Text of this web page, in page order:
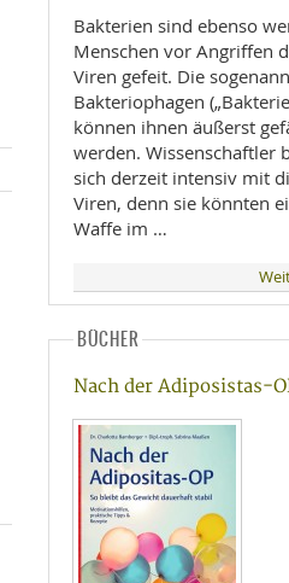
Bakterien sind ebenso
Menschen vor Angriffen
Viren gefeit. Die
Bakteriophagen
können ihnen äußerst
werden. Wissenschaftler
sich derzeit intensiv mit
Viren, denn sie könnten
Waffe im …
BÜCHER
Nach der Adiposistas-